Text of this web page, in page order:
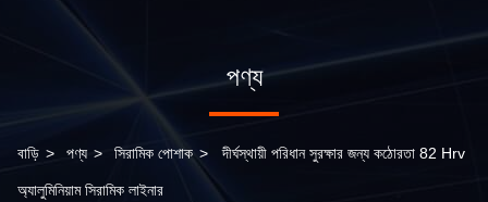
পণ্য
বাড়ি > পণ্য > সিরামিক পোশাক > দীর্ঘস্থায়ী পরিধান সুরক্ষার জন্য কঠোরতা 82 Hrv
অ্যালুমিনিয়াম সিরামিক লাইনার